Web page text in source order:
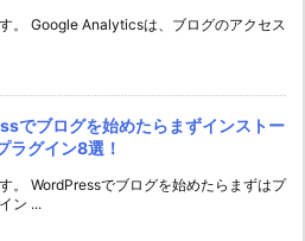
。 Google Analyticsは、ブログのアクセス
でブログを始めたらまずインストー
ラグイン8選！
。 WordPressでブログを始めたらまずはプ
ン ...